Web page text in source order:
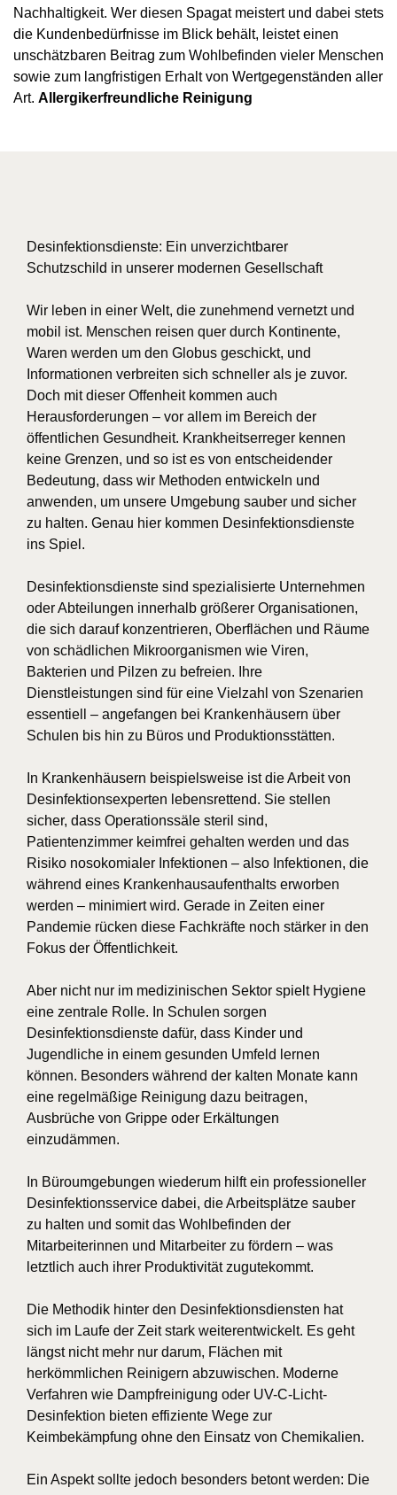
Nachhaltigkeit. Wer diesen Spagat meistert und dabei stets
die Kundenbedürfnisse im Blick behält, leistet einen
unschätzbaren Beitrag zum Wohlbefinden vieler Menschen
sowie zum langfristigen Erhalt von Wertgegenständen aller
Art. Allergikerfreundliche Reinigung
Desinfektionsdienste: Ein unverzichtbarer
Schutzschild in unserer modernen Gesellschaft
Wir leben in einer Welt, die zunehmend vernetzt und
mobil ist. Menschen reisen quer durch Kontinente,
Waren werden um den Globus geschickt, und
Informationen verbreiten sich schneller als je zuvor.
Doch mit dieser Offenheit kommen auch
Herausforderungen – vor allem im Bereich der
öffentlichen Gesundheit. Krankheitserreger kennen
keine Grenzen, und so ist es von entscheidender
Bedeutung, dass wir Methoden entwickeln und
anwenden, um unsere Umgebung sauber und sicher
zu halten. Genau hier kommen Desinfektionsdienste
ins Spiel.
Desinfektionsdienste sind spezialisierte Unternehmen
oder Abteilungen innerhalb größerer Organisationen,
die sich darauf konzentrieren, Oberflächen und Räume
von schädlichen Mikroorganismen wie Viren,
Bakterien und Pilzen zu befreien. Ihre
Dienstleistungen sind für eine Vielzahl von Szenarien
essentiell – angefangen bei Krankenhäusern über
Schulen bis hin zu Büros und Produktionsstätten.
In Krankenhäusern beispielsweise ist die Arbeit von
Desinfektionsexperten lebensrettend. Sie stellen
sicher, dass Operationssäle steril sind,
Patientenzimmer keimfrei gehalten werden und das
Risiko nosokomialer Infektionen – also Infektionen, die
während eines Krankenhausaufenthalts erworben
werden – minimiert wird. Gerade in Zeiten einer
Pandemie rücken diese Fachkräfte noch stärker in den
Fokus der Öffentlichkeit.
Aber nicht nur im medizinischen Sektor spielt Hygiene
eine zentrale Rolle. In Schulen sorgen
Desinfektionsdienste dafür, dass Kinder und
Jugendliche in einem gesunden Umfeld lernen
können. Besonders während der kalten Monate kann
eine regelmäßige Reinigung dazu beitragen,
Ausbrüche von Grippe oder Erkältungen
einzudämmen.
In Büroumgebungen wiederum hilft ein professioneller
Desinfektionsservice dabei, die Arbeitsplätze sauber
zu halten und somit das Wohlbefinden der
Mitarbeiterinnen und Mitarbeiter zu fördern – was
letztlich auch ihrer Produktivität zugutekommt.
Die Methodik hinter den Desinfektionsdiensten hat
sich im Laufe der Zeit stark weiterentwickelt. Es geht
längst nicht mehr nur darum, Flächen mit
herkömmlichen Reinigern abzuwischen. Moderne
Verfahren wie Dampfreinigung oder UV-C-Licht-
Desinfektion bieten effiziente Wege zur
Keimbekämpfung ohne den Einsatz von Chemikalien.
Ein Aspekt sollte jedoch besonders betont werden: Die